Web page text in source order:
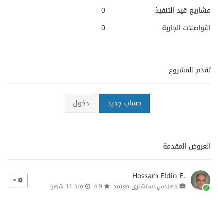
مشاريع قيد التنفيذ
0
التواصلات الجارية
0
تقدم للمشروع
حساب جديد دخول
العروض المقدمة
Hossam Eldin E.
مهندس استشارى معتمد منذ 11 شهرا